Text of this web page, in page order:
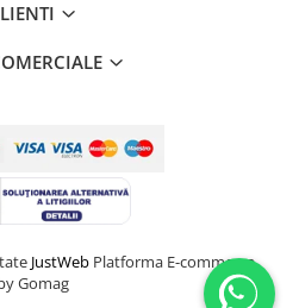
JustWeb Platforma E-commerce
Gomag